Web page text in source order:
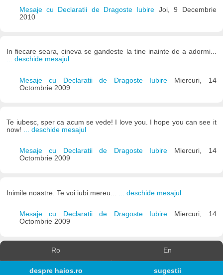
Mesaje cu Declaratii de Dragoste Iubire Joi, 9 Decembrie
2010
In fiecare seara, cineva se gandeste la tine inainte de a adormi...
... deschide mesajul
Mesaje cu Declaratii de Dragoste Iubire Miercuri, 14
Octombrie 2009
Te iubesc, sper ca acum se vede! I love you. I hope you can see it
now! ... deschide mesajul
Mesaje cu Declaratii de Dragoste Iubire
Miercuri, 14
Octombrie 2009
Inimile noastre. Te voi iubi mereu... ... deschide mesajul
Mesaje cu Declaratii de Dragoste Iubire
Miercuri, 14
Octombrie 2009
Ro En
despre haios.ro sugestii